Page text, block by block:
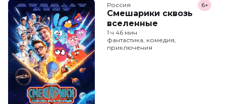
Россия
Смешарики сквозь
вселенные
6+
1 ч 46 мин
фантастика, комедия,
приключения